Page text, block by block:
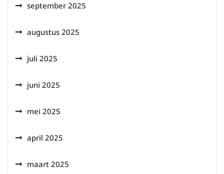
september 2025
augustus 2025
juli 2025
juni 2025
mei 2025
april 2025
maart 2025